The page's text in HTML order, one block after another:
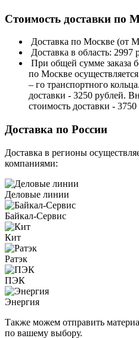
Стоимость доставки по
Доставка по Москве (от
Доставка в область:
При общей сумме заказа
по Москве
– го транспортного
доставки - 3250 рублей.
стоимость доставки - 3750
Доставка по России
Доставка в регионы
компаниями:
Деловые линии
Байкал-Сервис
Кит
Ратэк
ПЭК
Энергия
Также можем отправить
по вашему выбору.